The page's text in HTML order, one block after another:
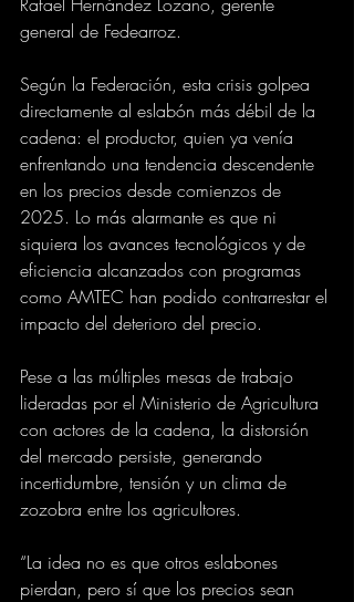
general de Fedearroz.
Según la Federación, esta crisis golpea
directamente al eslabón más débil de la
cadena: el productor, quien ya venía
enfrentando una tendencia descendente
en los precios desde comienzos de
2025. Lo más alarmante es que ni
siquiera los avances tecnológicos y de
eficiencia alcanzados con programas
como AMTEC han podido contrarrestar el
impacto del deterioro del precio.
Pese a las múltiples mesas de trabajo
lideradas por el Ministerio de Agricultura
con actores de la cadena, la distorsión
del mercado persiste, generando
incertidumbre, tensión y un clima de
zozobra entre los agricultores.
“La idea no es que otros eslabones
pierdan, pero sí que los precios sean